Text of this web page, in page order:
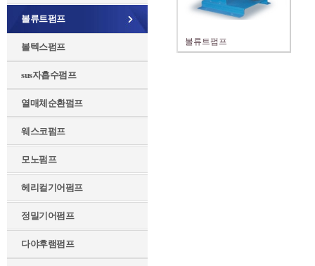
볼류트펌프
볼텍스펌프
sus자흡수펌프
열매체순환펌프
웨스코펌프
모노펌프
헤리컬기어펌프
정밀기어펌프
다야후램펌프
볼류트펌프